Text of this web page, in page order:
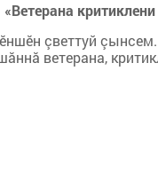
çветтуй
ветерана,